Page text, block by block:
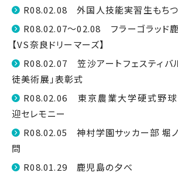
R08.02.08 外国人技能実習生もち
R08.02.07～02.08 フラーゴラッド
【VS奈良ドリーマーズ】
R08.02.07 笠沙アートフェスティバ
徒美術展」表彰式
R08.02.06 東京農業大学硬式野球
迎セレモニー
R08.02.05 神村学園サッカー部 堀
問
R08.01.29 鹿児島の夕べ